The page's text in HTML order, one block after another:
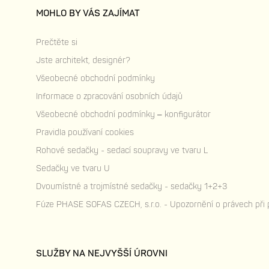
MOHLO BY VÁS ZAJÍMAT
Prečtěte si
Jste architekt, designér?
Všeobecné obchodní podmínky
Informace o zpracování osobních údajů
Všeobecné obchodní podmínky – konfigurátor
Pravidla používaní cookies
Rohové sedačky - sedací soupravy ve tvaru L
Sedačky ve tvaru U
Dvoumístné a trojmístné sedačky - sedačky 1+2+3
Fúze PHASE SOFAS CZECH, s.r.o. - Upozornění o právech při
SLUŽBY NA NEJVYŠŠÍ ÚROVNI